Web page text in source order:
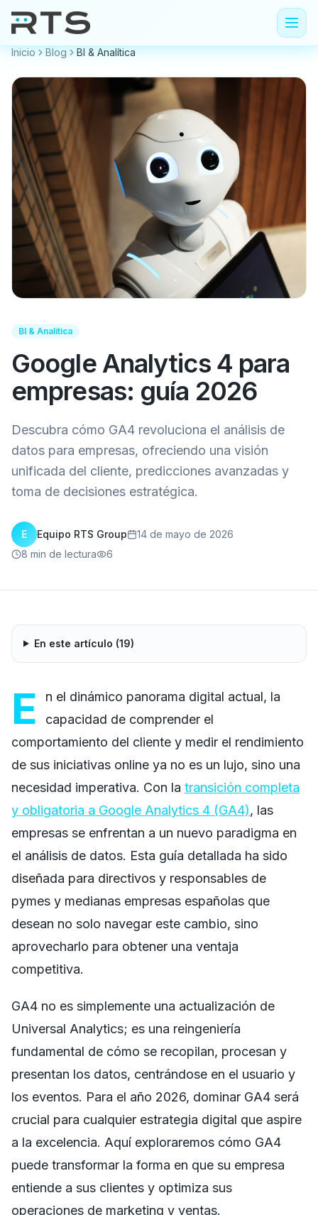
Inicio Blog BI & Analítica
BI & Analítica
Google Analytics 4 para
empresas: guía 2026
Descubra cómo GA4 revoluciona el análisis de
datos para empresas, ofreciendo una visión
unificada del cliente, predicciones avanzadas y
toma de decisiones estratégica.
E Equipo RTS Group
14 de mayo de 2026
8 min de lectura 6
En este artículo (19)
E
n el dinámico panorama digital actual, la
capacidad de comprender el
comportamiento del cliente y medir el rendimiento
de sus iniciativas online ya no es un lujo, sino una
necesidad imperativa. Con la transición completa
y obligatoria a Google Analytics 4 (GA4), las
empresas se enfrentan a un nuevo paradigma en
el análisis de datos. Esta guía detallada ha sido
diseñada para directivos y responsables de
pymes y medianas empresas españolas que
desean no solo navegar este cambio, sino
aprovecharlo para obtener una ventaja
competitiva.
GA4 no es simplemente una actualización de
Universal Analytics; es una reingeniería
fundamental de cómo se recopilan, procesan y
presentan los datos, centrándose en el usuario y
los eventos. Para el año 2026, dominar GA4 será
crucial para cualquier estrategia digital que aspire
a la excelencia. Aquí exploraremos cómo GA4
puede transformar la forma en que su empresa
entiende a sus clientes y optimiza sus
operaciones de marketing y ventas.